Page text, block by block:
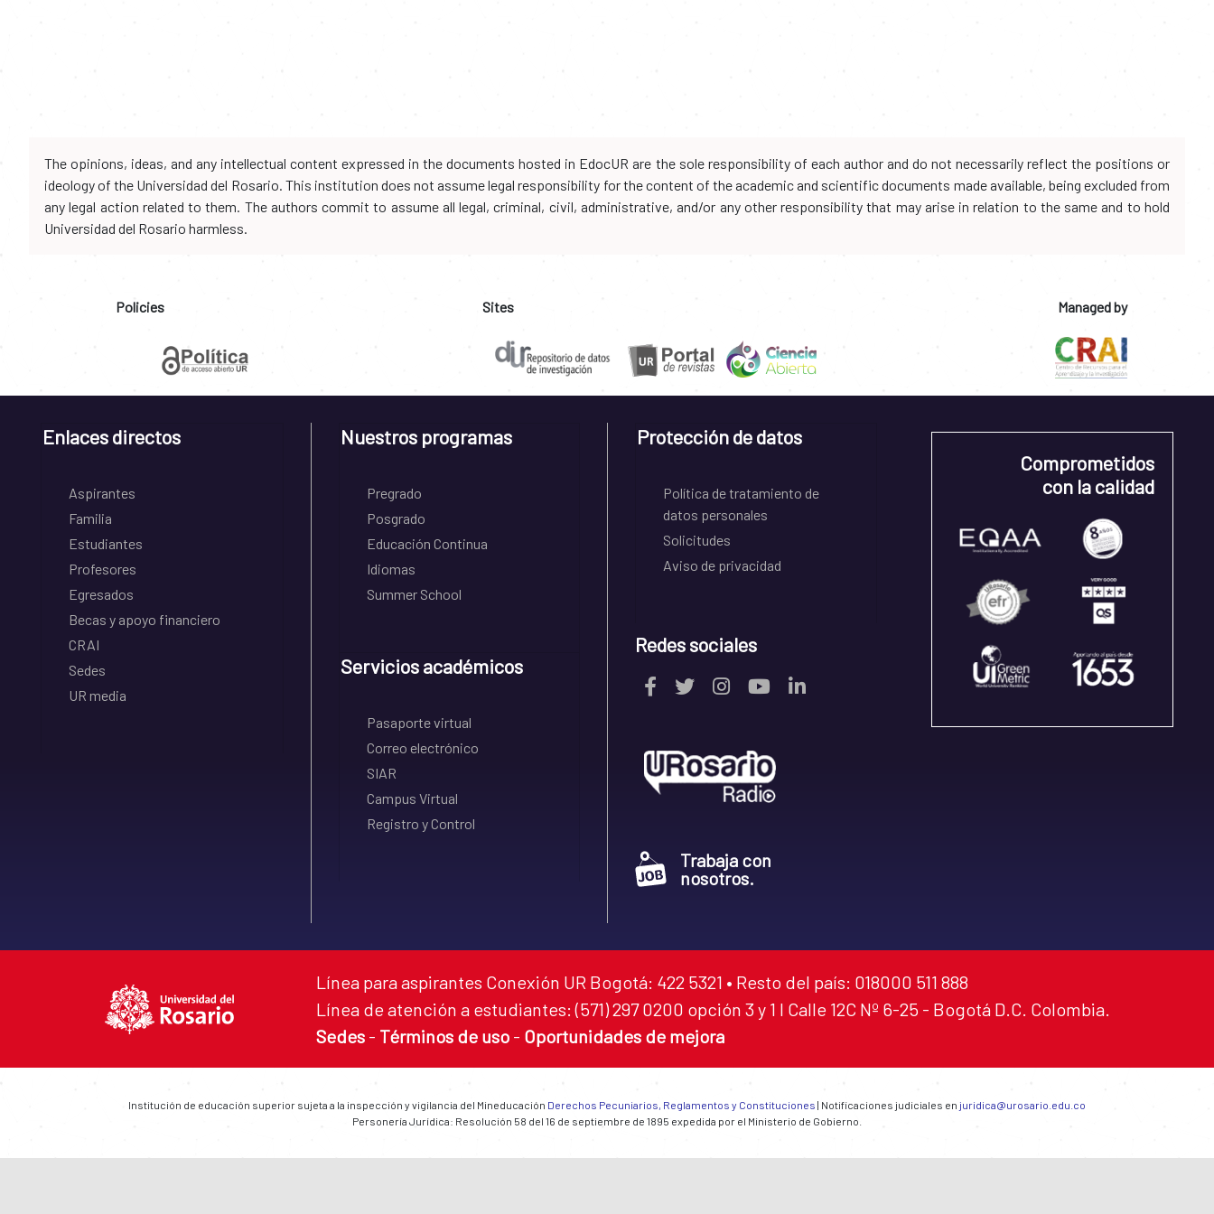
The opinions, ideas, and any intellectual content expressed in the documents hosted in EdocUR are the sole responsibility of each author and do not necessarily reflect the positions or
ideology of the Universidad del Rosario. This institution does not assume legal responsibility for the content of the academic and scientific documents made available, being excluded from
any legal action related to them. The authors commit to assume all legal, criminal, civil, administrative, and/or any other responsibility that may arise in relation to the same and to hold
Universidad del Rosario harmless.
Policies Sites Managed by
Enlaces directos
Aspirantes
Familia
Estudiantes
Profesores
Egresados
Becas y apoyo financiero
CRAI
Sedes
UR media
Nuestros programas
Pregrado
Posgrado
Educación Continua
Idiomas
Summer School
Servicios académicos
Pasaporte virtual
Correo electrónico
SIAR
Campus Virtual
Registro y Control
Protección de datos
Política de tratamiento de
datos personales
Solicitudes
Aviso de privacidad
Redes sociales
Trabaja con
nosotros.
Comprometidos
con la calidad
Línea para aspirantes Conexión UR Bogotá: 422 5321 • Resto del país: 018000 511 888
Línea de atención a estudiantes: (571) 297 0200 opción 3 y 1 I Calle 12C Nº 6-25 - Bogotá D.C. Colombia.
Sedes - Términos de uso - Oportunidades de mejora
Institución de educación superior sujeta a la inspección y vigilancia del Mineducación Derechos Pecuniarios, Reglamentos y Constituciones | Notificaciones judiciales en juridica@urosario.edu.co
Personería Jurídica: Resolución 58 del 16 de septiembre de 1895 expedida por el Ministerio de Gobierno.